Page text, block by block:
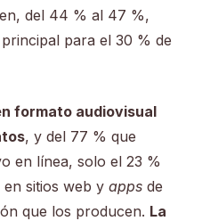
del 44 % al 47 %,
para el 30 % de
formato audiovisual
, y del 77 % que
en línea, solo el 23 %
en sitios web y appsde
que los producen. La